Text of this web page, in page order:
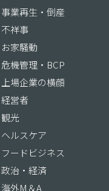
事業再生・倒産
不祥事
お家騒動
危機管理・BCP
上場企業の横顔
経営者
観光
ヘルスケア
フードビジネス
政治・経済
海外M＆A